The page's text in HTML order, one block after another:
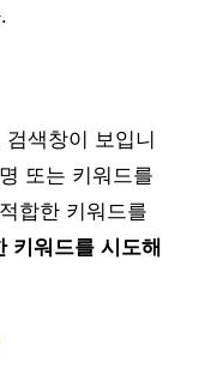
색창이 보입니
또는 키워드를
합한 키워드를
키워드를 시도해